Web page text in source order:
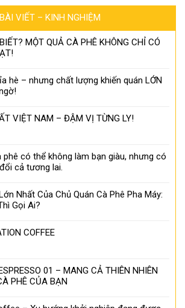
BÀI VIẾT – KINH NGHIỆM
MỘT QUẢ CÀ PHÊ KHÔNG CHỈ CÓ
hè – nhưng chất lượng khiến quán LỚN
VIỆT NAM – ĐẬM VỊ TỪNG LY!
phê có thể không làm bạn giàu, nhưng có
cả tương lai.
Nhất Của Chủ Quán Cà Phê Pha Máy:
Gọi Ai?
COFFEE
01 – MANG CẢ THIÊN NHIÊN
PHÊ CỦA BẠN